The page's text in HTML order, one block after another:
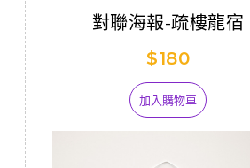
對聯海報-疏樓龍宿
$180
加入購物車